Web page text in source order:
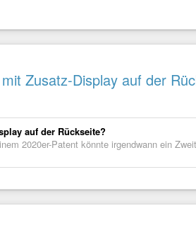
| wl-copy
Zusatz-Display auf der
auf der Rückseite?
2020er-Patent könnte irgendwann ein